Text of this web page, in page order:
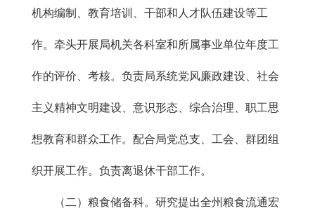
机构编制、教育培训、干部和人才队伍建设等工
作。牵头开展局机关各科室和所属事业单位年度工
作的评价、考核。负责局系统党风廉政建设、社会
主义精神文明建设、意识形态、综合治理、职工思
想教育和群众工作。配合局党总支、工会、群团组
织开展工作。负责离退休干部工作。
（二）粮食储备科。研究提出全州粮食流通宏